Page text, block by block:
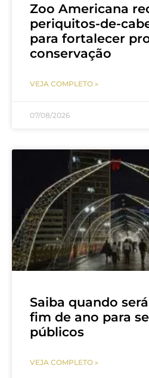
Zoo Americana
periquitos-de-
para fortalecer
conservação
VEJA COMPLETO »
07/08/2026
Saiba quando
fim de ano para
públicos
VEJA COMPLETO »